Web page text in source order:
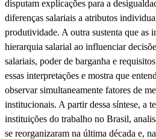
disputam explicações para a
diferenças salariais a atributos
produtividade. A outra sustenta que as
hierarquia salarial ao influenciar
salariais, poder de barganha e
essas interpretações e mostra que
observar simultaneamente fatores de
institucionais. A partir dessa síntese, a
instituições do trabalho no Brasil,
se reorganizaram na última década e,